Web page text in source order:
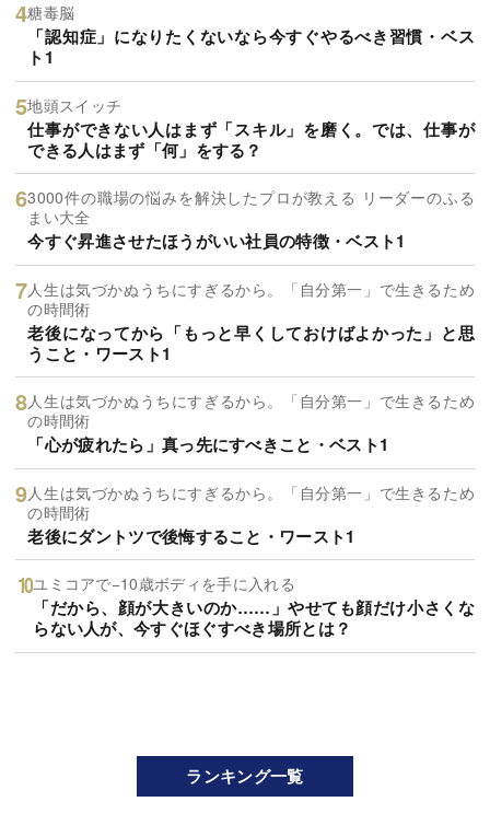
糖毒脳
「認知症」になりたくないなら今すぐやるべき習慣・ベス
ト1
地頭スイッチ
仕事ができない人はまず「スキル」を磨く。では、仕事が
できる人はまず「何」をする？
3000件の職場の悩みを解決したプロが教える リーダーのふる
まい大全
今すぐ昇進させたほうがいい社員の特徴・ベスト1
人生は気づかぬうちにすぎるから。「自分第一」で生きるため
の時間術
老後になってから「もっと早くしておけばよかった」と思
うこと・ワースト1
人生は気づかぬうちにすぎるから。「自分第一」で生きるため
の時間術
「心が疲れたら」真っ先にすべきこと・ベスト1
人生は気づかぬうちにすぎるから。「自分第一」で生きるため
の時間術
老後にダントツで後悔すること・ワースト1
ユミコアで−10歳ボディを手に入れる
「だから、顔が大きいのか……」やせても顔だけ小さくな
らない人が、今すぐほぐすべき場所とは？
ランキング一覧